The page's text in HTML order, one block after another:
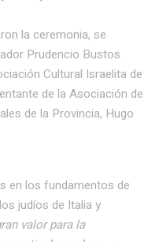
la ceremonia, se
Prudencio Bustos
Cultural Israelita de
de la Asociación de
de la Provincia, Hugo
en los fundamentos de
judíos de Italia y
valor para la